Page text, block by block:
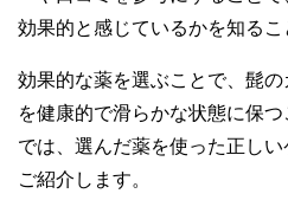
効果的と感じているかを知るこ
効果的な薬を選ぶことで、髭
を健康的で滑らかな状態に保
では、選んだ薬を使った正し
ご紹介します。